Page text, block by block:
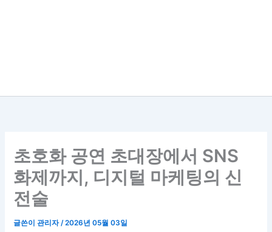
초호화 공연 초대장에서 SNS
화제까지, 디지털 마케팅의 신
전술
글쓴이관리자/2026년 05월 03일